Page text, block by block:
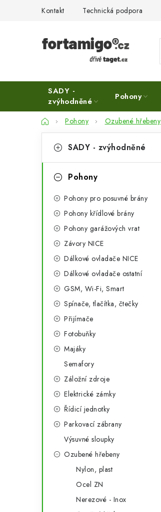
Kontakt Technická podpora
SADY -
zvýhodněné
Pohony
DomůPohony Ozubené hřebeny
okategorie
a
SADY - zvýhodněné
Pohony
Pohony pro posuvné brány
Pohony křídlové brány
Pohony garážových vrat
Závory NICE
Dálkové ovladače NICE
Dálkové ovladače ostatní
GSM, Wi-Fi, Smart
Spínače, tlačítka, čtečky
Přijímače
Fotobuňky
Majáky
Semafory
Záložní zdroje
Elektrické zámky
Řídicí jednotky
Parkovací zábrany
Výsuvné sloupky
Ozubené hřebeny
Nylon, plast
Ocel ZN
Nerezové - Inox